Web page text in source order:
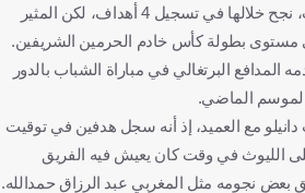
42 مباراة بمختلف المسابقات، نجح خلالها في تسجيل 4 أهداف، لكن المثير
بطولة كأس خادم الحرمين الشريفين.
المدافع البرتغالي في مباراة الشباب بالدور
الماضي.
مع العميد، إذ أنه سجل هدفين في توقيت
الليوث في وقت كان يعيش فيه الفريق
بعض نجومه مثل المغربي عبد الرزاق حمدالله.